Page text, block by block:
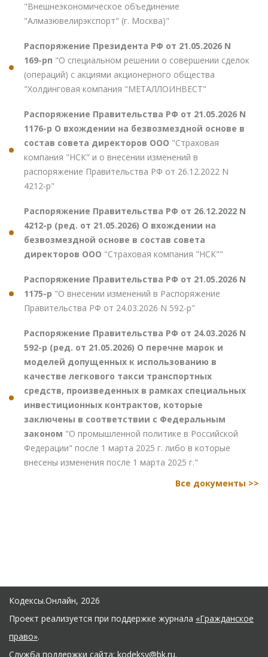
"Внешнеэкономическое объединение
"Алмазювелирэкспорт" (г. Москва)"
Распоряжение Президента РФ от 21.05.2026 N
169-рп "О специальном решении о совершении сделок
(операций) с акциями акционерного общества
"Холдинговая компания "МЕТАЛЛОИНВЕСТ"
Распоряжение Правительства РФ от 21.05.2026 N
1176-р О вхождении на безвозмездной основе в
состав совета директоров ООО "Страховая
компания "НСК" и о внесении изменений в
распоряжение Правительства РФ от 26.12.2022 N
4212-р"
Распоряжение Правительства РФ от 26.12.2022 N
4212-р (ред. от 21.05.2026) О вхождении на
безвозмездной основе в состав совета
директоров ООО "Страховая компания "НСК""
Распоряжение Правительства РФ от 21.05.2026 N
1175-р "О внесении изменений в Распоряжение
Правительства РФ от 24.03.2026 N 592-р"
Распоряжение Правительства РФ от 24.03.2026 N
592-р (ред. от 21.05.2026) О перечне марок и
моделей допущенных к использованию в
качестве легкового такси транспортных
средств, произведенных в рамках специальных
инвестиционных контрактов, которые
заключены в соответствии с Федеральным
законом "О промышленной политике в Российской
Федерации" после 1 марта 2025 г. либо в которые
внесены изменения после 1 марта 2025 г."
Все документы >>
Кодексы.Онлайн, 2026
Проект реализуется при поддержке журнала «Гражданское
право».
Служба поддержки сайта: kodeksy@bk.ru.